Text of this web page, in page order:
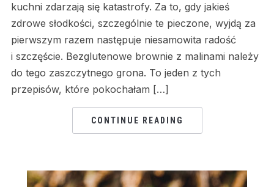
kuchni zdarzają się katastrofy. Za to, gdy jakieś
zdrowe słodkości, szczególnie te pieczone, wyjdą za
pierwszym razem następuje niesamowita radość
i szczęście. Bezglutenowe brownie z malinami należy
do tego zaszczytnego grona. To jeden z tych
przepisów, które pokochałam […]
CONTINUE READING